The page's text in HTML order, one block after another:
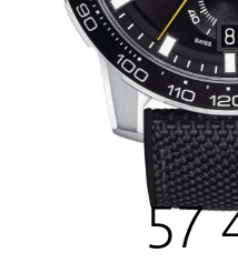
57